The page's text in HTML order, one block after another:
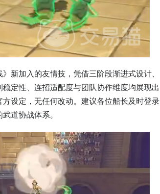
新加入的友情技，凭借三阶段渐进式设计、
定性、连招适配度与团队协作维度均展现出
设定，无任何改动。建议各位船长及时登录
道协战体系。